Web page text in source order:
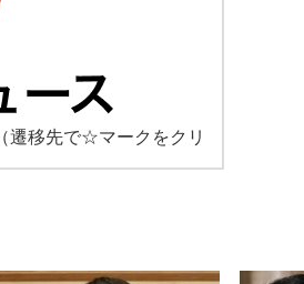
（遷移先で☆マークをクリ